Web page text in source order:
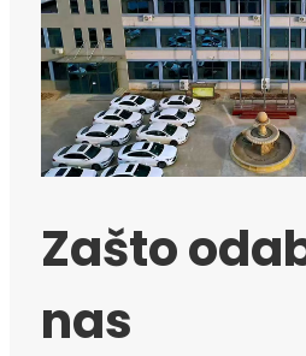
Zašto
nas